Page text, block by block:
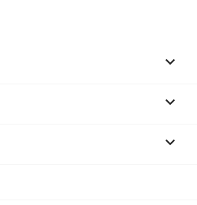


